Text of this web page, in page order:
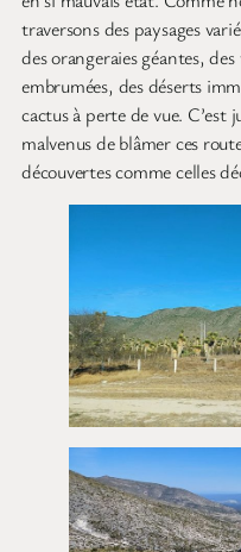
traversons des paysages
des orangeraies géantes,
embrumées, des déserts
cactus à perte de vue. C’est
malvenus de blâmer ces
découvertes comme celles